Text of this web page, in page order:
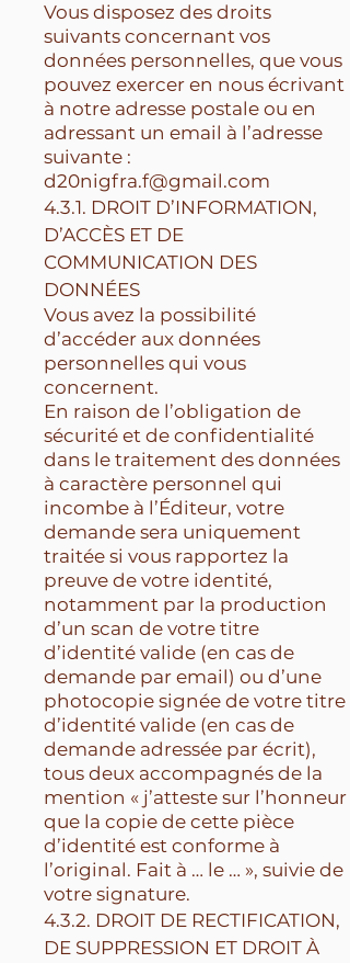
Vous disposez des droits
suivants concernant vos
données personnelles, que vous
pouvez exercer en nous écrivant
à notre adresse postale ou en
adressant un email à l’adresse
suivante :
d20nigfra.f@gmail.com
4.3.1. DROIT D’INFORMATION,
D’ACCÈS ET DE
COMMUNICATION DES
DONNÉES
Vous avez la possibilité
d’accéder aux données
personnelles qui vous
concernent.
En raison de l’obligation de
sécurité et de confidentialité
dans le traitement des données
à caractère personnel qui
incombe à l’Éditeur, votre
demande sera uniquement
traitée si vous rapportez la
preuve de votre identité,
notamment par la production
d’un scan de votre titre
d’identité valide (en cas de
demande par email) ou d’une
photocopie signée de votre titre
d’identité valide (en cas de
demande adressée par écrit),
tous deux accompagnés de la
mention « j’atteste sur l’honneur
que la copie de cette pièce
d’identité est conforme à
l’original. Fait à … le … », suivie de
votre signature.
4.3.2. DROIT DE RECTIFICATION,
DE SUPPRESSION ET DROIT À